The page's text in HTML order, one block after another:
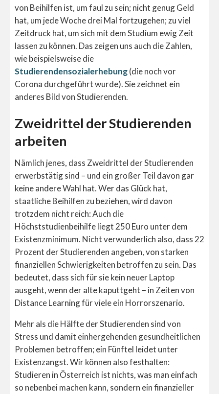
von Beihilfen ist, um faul zu sein; nicht genug Geld
hat, um jede Woche drei Mal fortzugehen; zu viel
Zeitdruck hat, um sich mit dem Studium ewig Zeit
lassen zu können. Das zeigen uns auch die Zahlen,
wie beispielsweise die
Studierendensozialerhebung(die noch vor
Corona durchgeführt wurde). Sie zeichnet ein
anderes Bild von Studierenden.
Zweidrittel der Studierenden
arbeiten
Nämlich jenes, dass Zweidrittel der Studierenden
erwerbstätig sind – und ein großer Teil davon gar
keine andere Wahl hat. Wer das Glück hat,
staatliche Beihilfen zu beziehen, wird davon
trotzdem nicht reich: Auch die
Höchststudienbeihilfe liegt 250 Euro unter dem
Existenzminimum. Nicht verwunderlich also, dass 22
Prozent der Studierenden angeben, von starken
finanziellen Schwierigkeiten betroffen zu sein. Das
bedeutet, dass sich für sie kein neuer Laptop
ausgeht, wenn der alte kaputtgeht – in Zeiten von
Distance Learning für viele ein Horrorszenario.
Mehr als die Hälfte der Studierenden sind von
Stress und damit einhergehenden gesundheitlichen
Problemen betroffen; ein Fünftel leidet unter
Existenzangst. Wir können also festhalten:
Studieren in Österreich ist nichts, was man einfach
so nebenbei machen kann, sondern ein finanzieller